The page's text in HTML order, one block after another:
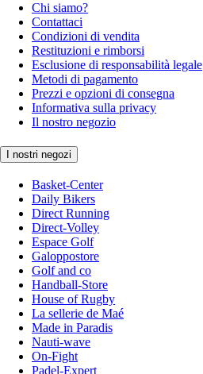
Chi siamo?
Contattaci
Condizioni di vendita
Restituzioni e rimborsi
Esclusione di responsabilità legale
Metodi di pagamento
Prezzi e opzioni di consegna
Informativa sulla privacy
Il nostro negozio
I nostri negozi
Basket-Center
Daily Bikers
Direct Running
Direct-Volley
Espace Golf
Galoppostore
Golf and co
Handball-Store
House of Rugby
La sellerie de Maé
Made in Paradis
Nauti-wave
On-Fight
Padel-Expert